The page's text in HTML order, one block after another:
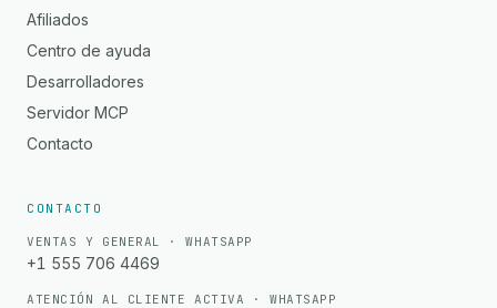
Afiliados
Centro de ayuda
Desarrolladores
Servidor MCP
Contacto
CONTACTO
VENTAS Y GENERAL · WHATSAPP
+1 555 706 4469
ATENCIÓN AL CLIENTE ACTIVA · WHATSAPP